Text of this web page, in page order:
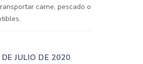
carne, pescado o
JULIO DE 2020